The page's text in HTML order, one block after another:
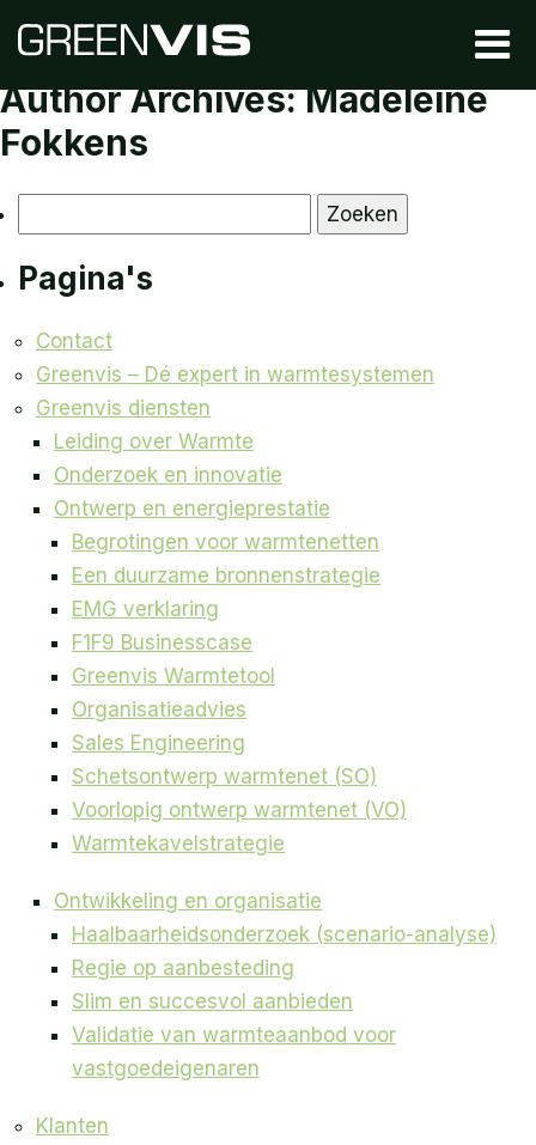
Author Archives: Madeleine
Fokkens
naar:
Pagina's
Contact
Greenvis – Dé expert in warmtesystemen
Greenvis diensten
Leiding over Warmte
Onderzoek en innovatie
Ontwerp en energieprestatie
Begrotingen voor warmtenetten
Een duurzame bronnenstrategie
EMG verklaring
F1F9 Businesscase
Greenvis Warmtetool
Organisatieadvies
Sales Engineering
Schetsontwerp warmtenet (SO)
Voorlopig ontwerp warmtenet (VO)
Warmtekavelstrategie
Ontwikkeling en organisatie
Haalbaarheidsonderzoek (scenario-analyse)
Regie op aanbesteding
Slim en succesvol aanbieden
Validatie van warmteaanbod voor
vastgoedeigenaren
Klanten